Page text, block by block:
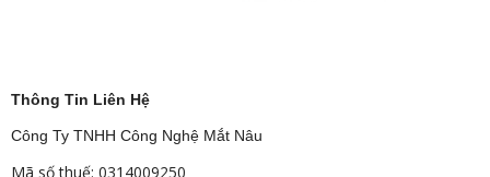
Thông Tin Liên Hệ
Công Ty TNHH Công Nghệ Mắt Nâu
Mã số thuế: 0314009250